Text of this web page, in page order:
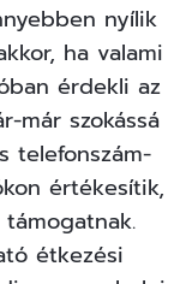
nyílik
ha valami
érdekli az
már szokássá
telefonszám-
értékesítik,
étkezési